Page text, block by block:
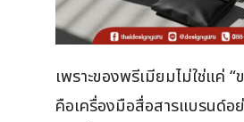
เพราะของพรีเมียมไม่ใช่แค่
คือเครื่องมือสื่อสารแบรนด์อ